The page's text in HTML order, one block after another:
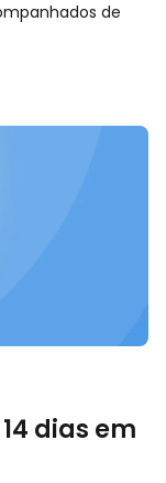
de
dias em